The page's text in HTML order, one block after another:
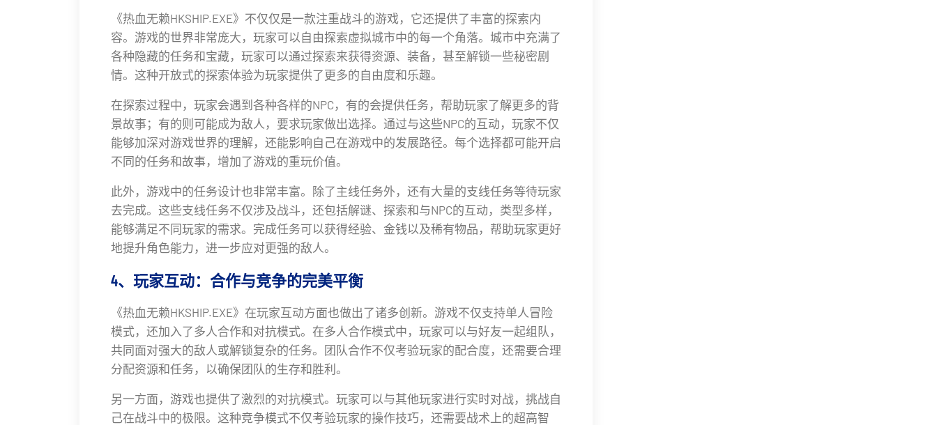
《热血无赖HKSHIP.EXE》不仅仅是一款注重战斗的游戏，它还提供了丰富的探索内
容。游戏的世界非常庞大，玩家可以自由探索虚拟城市中的每一个角落。城市中充满了
各种隐藏的任务和宝藏，玩家可以通过探索来获得资源、装备，甚至解锁一些秘密剧
情。这种开放式的探索体验为玩家提供了更多的自由度和乐趣。
在探索过程中，玩家会遇到各种各样的NPC，有的会提供任务，帮助玩家了解更多的背
景故事；有的则可能成为敌人，要求玩家做出选择。通过与这些NPC的互动，玩家不仅
能够加深对游戏世界的理解，还能影响自己在游戏中的发展路径。每个选择都可能开启
不同的任务和故事，增加了游戏的重玩价值。
此外，游戏中的任务设计也非常丰富。除了主线任务外，还有大量的支线任务等待玩家
去完成。这些支线任务不仅涉及战斗，还包括解谜、探索和与NPC的互动，类型多样，
能够满足不同玩家的需求。完成任务可以获得经验、金钱以及稀有物品，帮助玩家更好
地提升角色能力，进一步应对更强的敌人。
4、玩家互动：合作与竞争的完美平衡
《热血无赖HKSHIP.EXE》在玩家互动方面也做出了诸多创新。游戏不仅支持单人冒险
模式，还加入了多人合作和对抗模式。在多人合作模式中，玩家可以与好友一起组队，
共同面对强大的敌人或解锁复杂的任务。团队合作不仅考验玩家的配合度，还需要合理
分配资源和任务，以确保团队的生存和胜利。
另一方面，游戏也提供了激烈的对抗模式。玩家可以与其他玩家进行实时对战，挑战自
己在战斗中的极限。这种竞争模式不仅考验玩家的操作技巧，还需要战术上的超高智